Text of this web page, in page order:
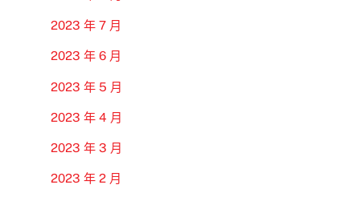
2023 年 7 月
2023 年 6 月
2023 年 5 月
2023 年 4 月
2023 年 3 月
2023 年 2 月